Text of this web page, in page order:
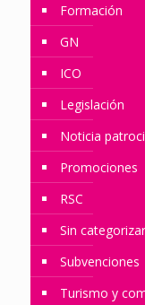
Formación
GN
ICO
Legislación
Noticia
Promociones
RSC
Sin categorizar
Subvenciones
Turismo y